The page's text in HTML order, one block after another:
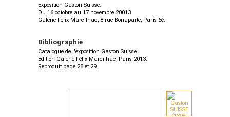
Exposition Gaston Suisse.
Du 16 octobre au 17 novembre 20013
Galerie Félix Marcilhac, 8 rue Bonaparte, Paris 6è.
Bibliographie
Catalogue de l'exposition Gaston Suisse.
Édition Galerie Félix Marcilhac, Paris 2013.
Reproduit page 28 et 29.